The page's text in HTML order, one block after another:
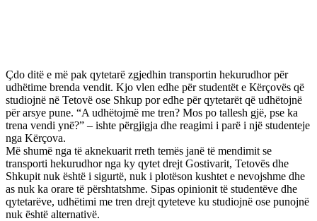
Çdo ditë e më pak qytetarë zgjedhin transportin hekurudhor për
udhëtime brenda vendit. Kjo vlen edhe për studentët e Кërçovës që
studiojnë në Tetovë ose Shkup por edhe për qytetarët që udhëtojnë
për arsye pune. “A udhëtojmë me tren? Mos po tallesh gjë, pse ka
trena vendi ynë?” – ishte përgjigja dhe reagimi i parë i një studenteje
nga Kërçova.
Më shumë nga të aknekuarit rreth temës janë të mendimit se
transporti hekurudhor nga ky qytet drejt Gostivarit, Tetovës dhe
Shkupit nuk është i sigurtë, nuk i plotëson kushtet e nevojshme dhe
as nuk ka orare të përshtatshme. Sipas opinionit të studentëve dhe
qytetarëve, udhëtimi me tren drejt qyteteve ku studiojnë ose punojnë
nuk është alternativë.